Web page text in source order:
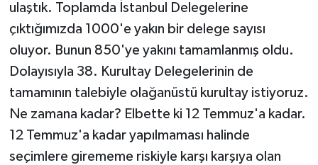
ulaştık. Toplamda İstanbul Delegelerine
çıktığımızda 1000'e yakın bir delege sayısı
oluyor. Bunun 850'ye yakını tamamlanmış oldu.
Dolayısıyla 38. Kurultay Delegelerinin de
tamamının talebiyle olağanüstü kurultay istiyoruz.
Ne zamana kadar? Elbette ki 12 Temmuz'a kadar.
12 Temmuz'a kadar yapılmaması halinde
seçimlere girememe riskiyle karşı karşıya olan